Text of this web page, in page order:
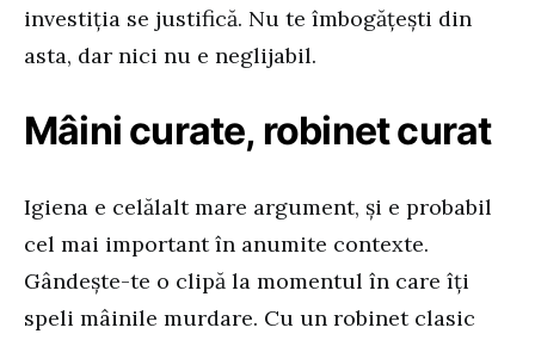
investiția se justifică. Nu te îmbogățești din
asta, dar nici nu e neglijabil.
Mâini curate, robinet curat
Igiena e celălalt mare argument, și e probabil
cel mai important în anumite contexte.
Gândește-te o clipă la momentul în care îți
speli mâinile murdare. Cu un robinet clasic